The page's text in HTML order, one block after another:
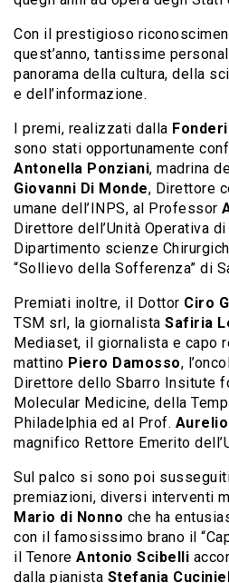
Con il prestigioso
quest’anno, tantissime
panorama della cultura, della
e dell’informazione.
I premi, realizzati dalla
sono stati opportunamente
Antonella Ponziani, madrina
Giovanni Di Monde, Direttore
umane dell’INPS, al Professor
Direttore dell’Unità Operativa
Dipartimento scienze
“Sollievo della Sofferenza” di
Premiati inoltre, il Dottor Ciro
TSM srl, la giornalista Safiria
Mediaset, il giornalista e capo
mattino Piero Damosso,
Direttore dello Sbarro Insitute
Molecular Medicine, della
Philadelphia ed al Prof.
magnifico Rettore Emerito
Sul palco si sono poi
premiazioni, diversi interventi
Mario di Nonno che ha
con il famosissimo brano il
il Tenore Antonio Scibelli
dalla pianista Stefania